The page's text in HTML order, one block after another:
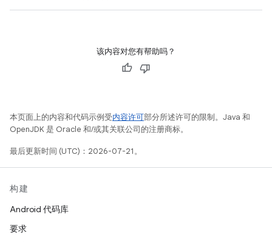
该内容对您有帮助吗？
本页面上的内容和代码示例受内容许可部分所述许可的限制。Java 和
OpenJDK 是 Oracle 和/或其关联公司的注册商标。
最后更新时间 (UTC)：2026-07-21。
构建
Android 代码库
要求